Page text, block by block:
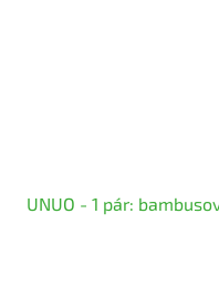
UNUO - 1 pár: